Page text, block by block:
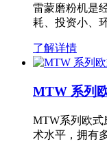
雷蒙磨粉机是
耗、投资小、
了解详情
MTW 系列
MTW系列欧式
术水平，拥有